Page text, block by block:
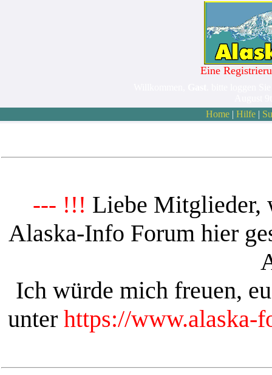
Eine
Home| Hilfe|
--- !!! Liebe Mitglieder,
Alaska-Info Forum hier
Ich würde mich freuen,
unter https://www.alaska-